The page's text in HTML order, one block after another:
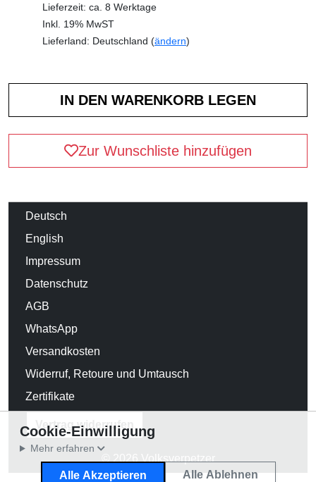
Lieferzeit: ca. 8 Werktage
Inkl. 19% MwST
Lieferland: Deutschland (ändern)
Zur Wunschliste hinzufügen
Deutsch
English
Impressum
Datenschutz
AGB
WhatsApp
Versandkosten
Widerruf, Retoure und Umtausch
Zertifikate
Vertrag widerrufen
© 2026 Volksverpetzer
Cookie-Einwilligung
Mehr erfahren
Alle Akzeptieren Alle Ablehnen